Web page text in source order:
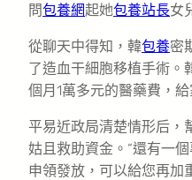
問包養網起她包養站長女
從聊天中得知，韓包養密
了造血干細胞移植手術。
個月1萬多元的醫藥費，
平易近政局清楚情形后，
姑且救助資金。“還有一
申領發放，可以給您再加